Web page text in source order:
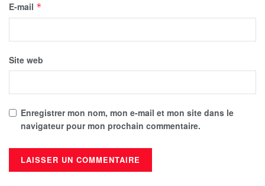
E-mail *
Site web
Enregistrer mon nom, mon e-mail et mon site dans le
navigateur pour mon prochain commentaire.